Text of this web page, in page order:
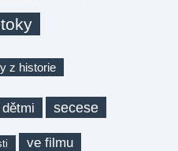
z historie
secese
ve filmu